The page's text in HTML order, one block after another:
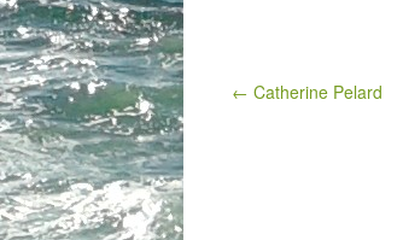
Post navigation
← Catherine Pelard